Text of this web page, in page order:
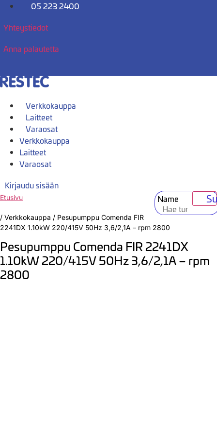
Mene
05 223 2400
Yhteystiedot
Anna palautetta
Verkkokauppa
Laitteet
Varaosat
Verkkokauppa
Laitteet
Varaosat
Kirjaudu sisään
Name
Etusivu
/ Verkkokauppa / Pesupumppu Comenda FIR
2241DX 1.10kW 220/415V 50Hz 3,6/2,1A – rpm 2800
Pesupumppu Comenda FIR 2241DX
1.10kW 220/415V 50Hz 3,6/2,1A – rpm
2800